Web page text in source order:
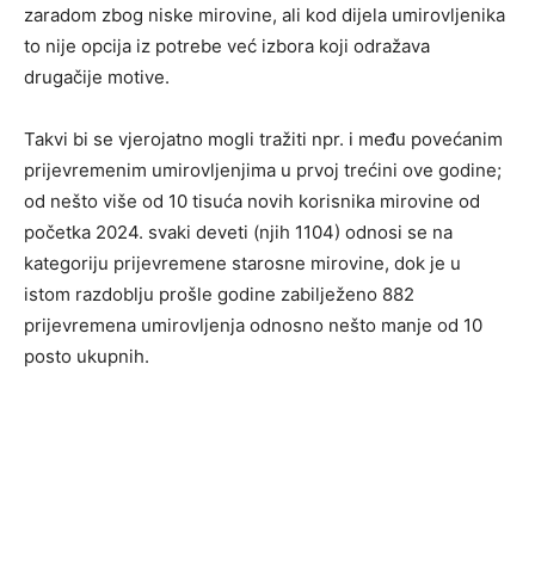
zaradom zbog niske mirovine, ali kod dijela umirovljenika
to nije opcija iz potrebe već izbora koji odražava
drugačije motive.
Takvi bi se vjerojatno mogli tražiti npr. i među povećanim
prijevremenim umirovljenjima u prvoj trećini ove godine;
od nešto više od 10 tisuća novih korisnika mirovine od
početka 2024. svaki deveti (njih 1104) odnosi se na
kategoriju prijevremene starosne mirovine, dok je u
istom razdoblju prošle godine zabilježeno 882
prijevremena umirovljenja odnosno nešto manje od 10
posto ukupnih.